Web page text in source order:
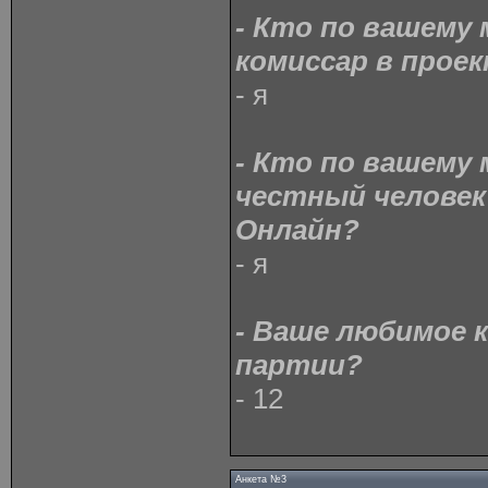
- Кто по вашему
комиссар в
- я
- Кто по вашему
честный
Онлайн?
- я
- Ваше любимое
партии?
- 12
Анкета №3